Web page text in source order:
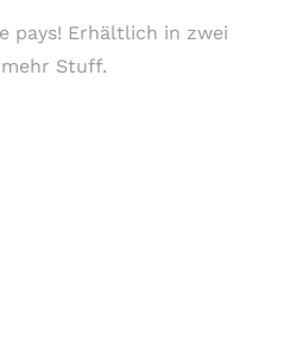
pays! Erhältlich in zwei
Stuff.